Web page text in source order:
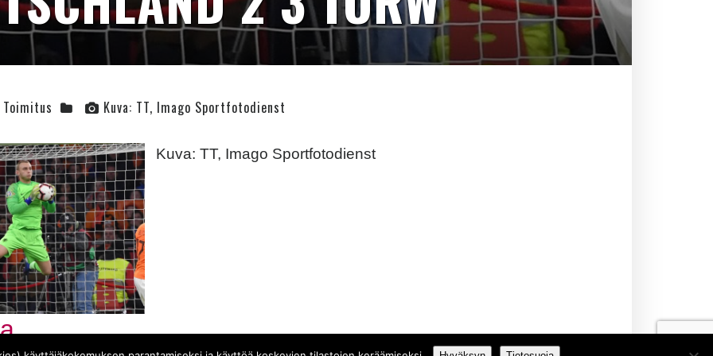
Toimitus Kuva: TT, Imago Sportfotodienst
Kuva: TT, Imago Sportfotodienst